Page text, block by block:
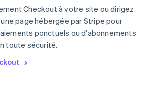
Checkout à votre site ou dirigez
page hébergée par Stripe pour
ponctuels ou d'abonnements
toute sécurité.